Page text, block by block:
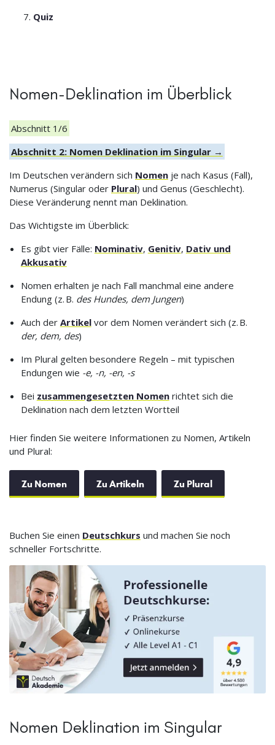
Quiz
Nomen-Deklination im Überblick
Abschnitt 1/6
Abschnitt 2: Nomen Deklination im Singular →
Im Deutschen verändern sich Nomen je nach Kasus (Fall),
Numerus (Singular oder Plural) und Genus (Geschlecht).
Diese Veränderung nennt man Deklination.
Das Wichtigste im Überblick:
Es gibt vier Fälle: Nominativ, Genitiv, Dativ und
Akkusativ
Nomen erhalten je nach Fall manchmal eine andere
Endung (z. B. des Hundes, dem Jungen)
Auch der Artikelvor dem Nomen verändert sich (z. B.
der, dem, des)
Im Plural gelten besondere Regeln – mit typischen
Endungen wie -e, -n, -en, -s
Bei zusammengesetzten Nomenrichtet sich die
Deklination nach dem letzten Wortteil
Hier finden Sie weitere Informationen zu Nomen, Artikeln
und Plural:
Zu Nomen Zu Artikeln Zu Plural
Buchen Sie einen Deutschkurs und machen Sie noch
schneller Fortschritte.
Nomen Deklination im Singular